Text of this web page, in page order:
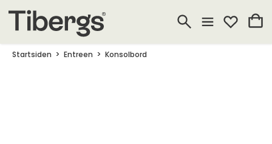
Startsiden Entreen Konsolbord